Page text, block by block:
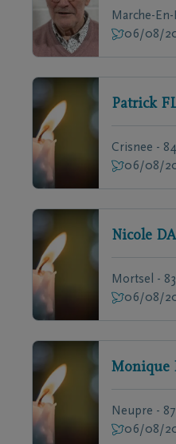
Marche-
06/08/
Patrick
Crisnee -
06/08/
Nicole
Mortsel -
06/08/
Monique
Neupre -
06/08/